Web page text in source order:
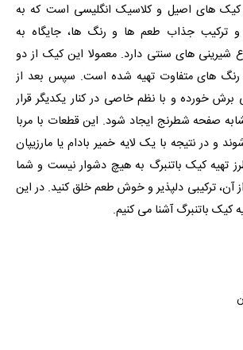
کیک های اصیل و کلاسیک انگلیسی است که به
ترکیب جذاب طعم ها و رنگ ها، جایگاه به
های سنتی دارد. معمولا این کیک از دو
رنگ های متفاوت تهیه شده است. سپس بعد از
خورده و با نظم خاصی در کنار یکدیگر قرار
صفحه شطرنج ایجاد شود. این قطعات با مربا
و در نتیجه با یک لایه خمیر بادام یا مارزیپان
تهیه کیک باتنبرگ به هیچ دشوار نیست و شما
آن، ترکیبی دلپذیر و خوش طعم خلق کنید. در این
کیک باتنبرگ آشنا می کنیم.